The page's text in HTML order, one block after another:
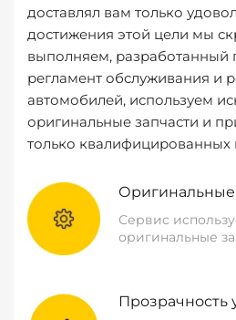
доставлял вам только
достижения этой цели мы
выполняем, разработанный
регламент обслуживания и
автомобилей, используем
оригинальные запчасти и
только квалифицированных
Оригинальные
Сервис
оригинальные
Прозрачность